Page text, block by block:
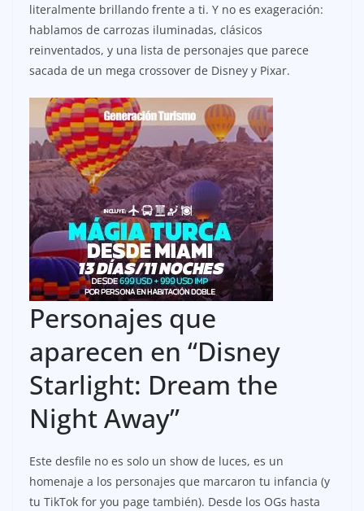
literalmente brillando frente a ti. Y no es exageración:
hablamos de carrozas iluminadas, clásicos
reinventados, y una lista de personajes que parece
sacada de un mega crossover de Disney y Pixar.
Personajes que
aparecen en “Disney
Starlight: Dream the
Night Away”
Este desfile no es solo un show de luces, es un
homenaje a los personajes que marcaron tu infancia (y
tu TikTok for you page también). Desde los OGs hasta